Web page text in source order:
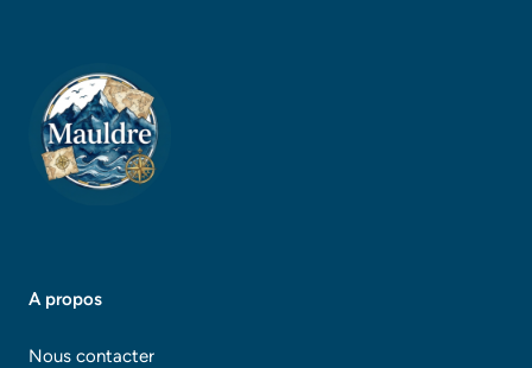
A propos
Nous contacter